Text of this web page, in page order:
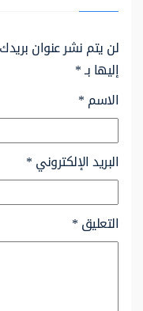
لن يتم نشر عنوان
إليها بـ*
الاسم*
البريد الإلكتروني*
التعليق*